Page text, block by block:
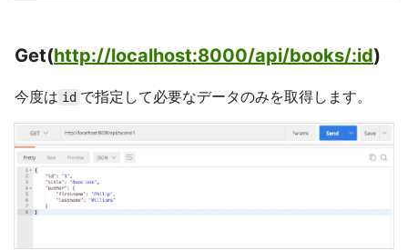
Get(http://localhost:8000/api/books/:id)
今度は id で指定して必要なデータのみを取得します。